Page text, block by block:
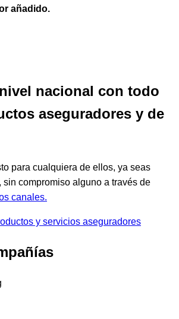
añadido.
nacional con todo
aseguradores y de
para cualquiera de ellos, ya seas
sin compromiso alguno a través de
canales.
y servicios aseguradores